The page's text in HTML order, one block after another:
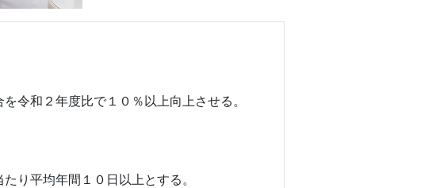
令和２年度比で１０％以上向上させる。
り平均年間１０日以上とする。